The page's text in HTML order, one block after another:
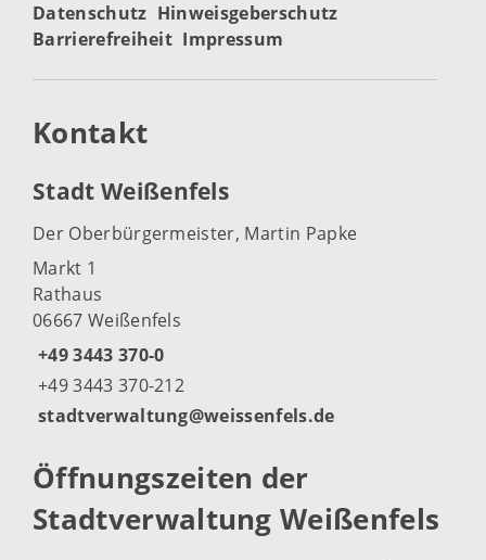
Datenschutz Hinweisgeberschutz
Barrierefreiheit Impressum
Kontakt
Stadt Weißenfels
Der Oberbürgermeister, Martin Papke
Markt 1
Rathaus
06667 Weißenfels
+49 3443 370-0
+49 3443 370-212
stadtverwaltung@weissenfels.de
Öffnungszeiten der
Stadtverwaltung Weißenfels